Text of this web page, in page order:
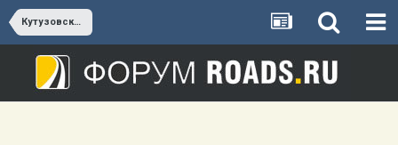
Кутузовский проспект и Можайское шоссе